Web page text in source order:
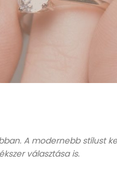
A modernebb stílust
választása is.